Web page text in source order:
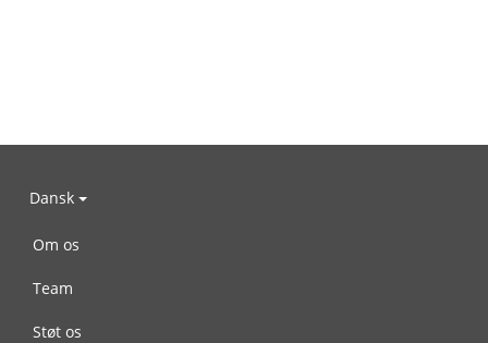
Dansk
Om os
Team
Støt os